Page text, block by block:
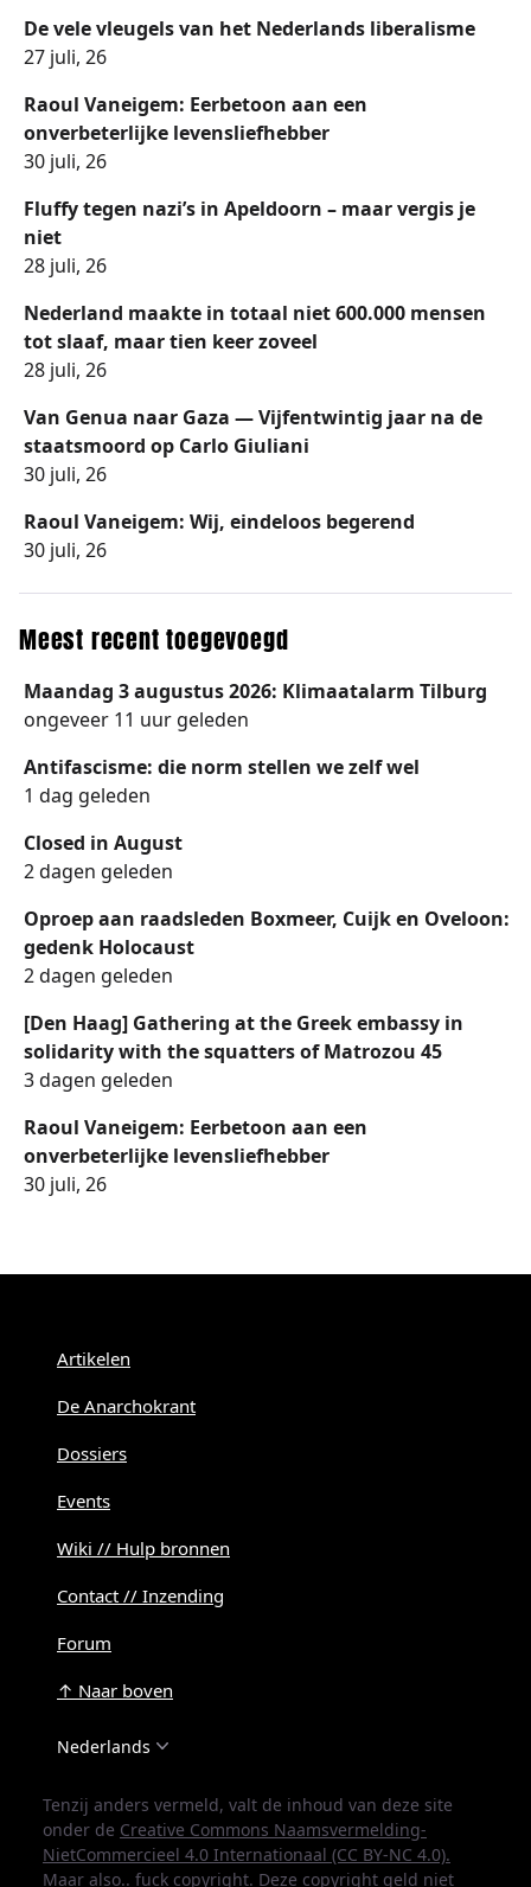
De vele vleugels van het Nederlands liberalisme
27 juli, 26
Raoul Vaneigem: Eerbetoon aan een
onverbeterlijke levensliefhebber
30 juli, 26
Fluffy tegen nazi’s in Apeldoorn – maar vergis je
niet
28 juli, 26
Nederland maakte in totaal niet 600.000 mensen
tot slaaf, maar tien keer zoveel
28 juli, 26
Van Genua naar Gaza — Vijfentwintig jaar na de
staatsmoord op Carlo Giuliani
30 juli, 26
Raoul Vaneigem: Wij, eindeloos begerend
30 juli, 26
Meest recent toegevoegd
Maandag 3 augustus 2026: Klimaatalarm Tilburg
ongeveer 11 uur geleden
Antifascisme: die norm stellen we zelf wel
1 dag geleden
Closed in August
2 dagen geleden
Oproep aan raadsleden Boxmeer, Cuijk en Oveloon:
gedenk Holocaust
2 dagen geleden
[Den Haag] Gathering at the Greek embassy in
solidarity with the squatters of Matrozou 45
3 dagen geleden
Raoul Vaneigem: Eerbetoon aan een
onverbeterlijke levensliefhebber
30 juli, 26
Artikelen
De Anarchokrant
Dossiers
Events
Wiki // Hulp bronnen
Contact // Inzending
Forum
↑ Naar boven
Nederlands
Tenzij anders vermeld, valt de inhoud van deze site
onder de Creative Commons Naamsvermelding-
NietCommercieel 4.0 Internationaal (CC BY-NC 4.0).
Maar also.. fuck copyright. Deze copyright geld niet